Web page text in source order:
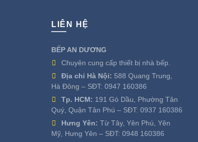
LIÊN HỆ
BẾP AN DƯƠNG
Chuyên cung cấp thiết bị nhà bếp.
Địa chỉ Hà Nội: 588 Quang Trung,
Hà Đông – SĐT: 0947 160386
Tp. HCM: 191 Gò Dầu, Phường Tân
Quý, Quận Tân Phú – SĐT: 0937 160386
Hưng Yên: Từ Tây, Yên Phú, Yên
Mỹ, Hưng Yên – SĐT: 0948 160386